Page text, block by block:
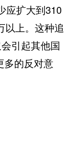
应扩大到310
以上。这种追
引起其他国
多的反对意